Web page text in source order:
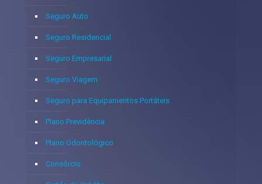
Seguro Auto
Seguro Residencial
Seguro Empresarial
Seguro Viagem
Seguro para Equipamentos Portáteis
Plano Previdência
Plano Odontológico
Consórcio